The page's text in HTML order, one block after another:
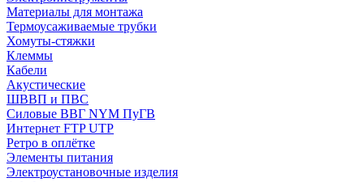
Материалы для монтажа
Термоусаживаемые трубки
Хомуты-стяжки
Клеммы
Кабели
Акустические
ШВВП и ПВС
Силовые ВВГ NYM ПуГВ
Интернет FTP UTP
Ретро в оплётке
Элементы питания
Электроустановочные изделия